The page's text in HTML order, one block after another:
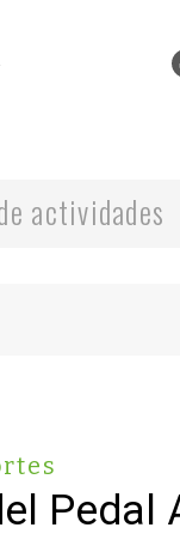
actividades
Pedal